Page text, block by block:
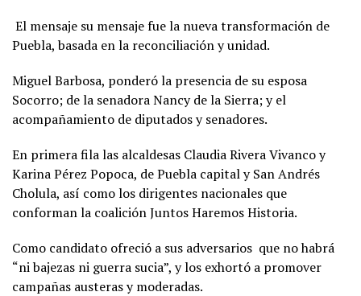
El mensaje su mensaje fue la nueva transformación de
Puebla, basada en la reconciliación y unidad.
Miguel Barbosa, ponderó la presencia de su esposa
Socorro; de la senadora Nancy de la Sierra; y el
acompañamiento de diputados y senadores.
En primera fila las alcaldesas Claudia Rivera Vivanco y
Karina Pérez Popoca, de Puebla capital y San Andrés
Cholula, así como los dirigentes nacionales que
conforman la coalición Juntos Haremos Historia.
Como candidato ofreció a sus adversarios que no habrá
“ni bajezas ni guerra sucia”, y los exhortó a promover
campañas austeras y moderadas.